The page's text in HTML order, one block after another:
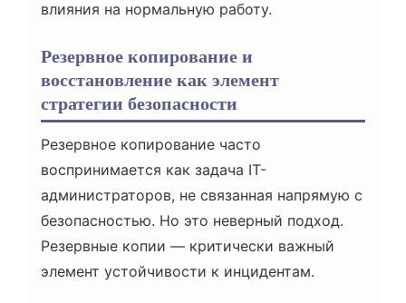
влияния на нормальную работу.
Резервное копирование и
восстановление как элемент
стратегии безопасности
Резервное копирование часто
воспринимается как задача IT-
администраторов, не связанная напрямую с
безопасностью. Но это неверный подход.
Резервные копии — критически важный
элемент устойчивости к инцидентам.